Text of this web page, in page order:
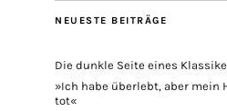
NEUESTE BEITRÄGE
Die dunkle Seite eines
»Ich habe überlebt, aber mein
tot«